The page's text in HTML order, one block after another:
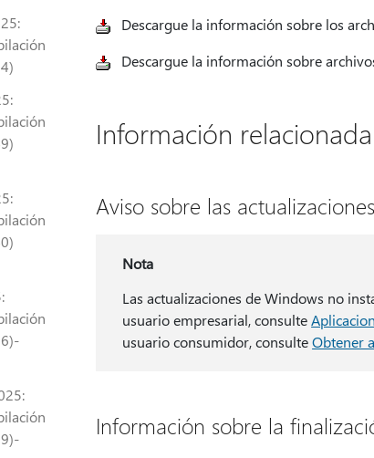
Descargue la información sobre los
Descargue la información sobre
Información relacionada
Aviso sobre las
Nota
Las actualizaciones de Windows no
usuario empresarial, consulte
usuario consumidor, consulteObtener
Información sobre la